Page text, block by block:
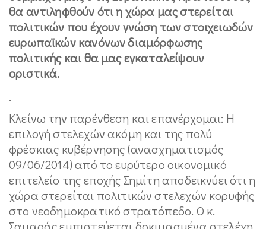
θα αντιληφθούν ότι η χώρα μας στερείται
πολιτικών που έχουν γνώση των στοιχειωδών
ευρωπαϊκών κανόνων διαμόρφωσης
πολιτικής και θα μας εγκαταλείψουν
οριστικά.
.
Κλείνω την παρένθεση και επανέρχομαι: Η
επιλογή στελεχών ακόμη και της πολύ
φρέσκιας κυβέρνησης (ανασχηματισμός
09/06/2014) από το ευρύτερο οικονομικό
επιτελείο της εποχής Σημίτη αποδεικνύει ότι η
χώρα στερείται πολιτικών στελεχών κορυφής
στο νεοδημοκρατικό στρατόπεδο. Ο κ.